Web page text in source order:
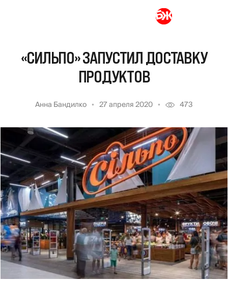
«СИЛЬПО» ЗАПУСТИЛ ДОСТАВКУ
ПРОДУКТОВ
Анна Бандилко 27 апреля 2020 473